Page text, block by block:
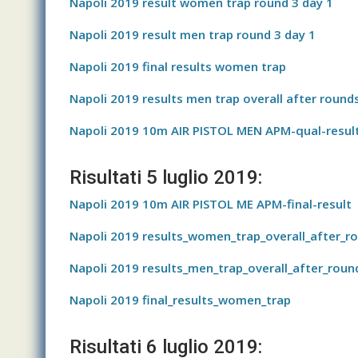
Napoli 2019 result men trap round 3 day 1
Napoli 2019 final results women trap
Napoli 2019 results men trap overall after
Napoli 2019 10m AIR PISTOL MEN APM-qual-
Risultati 5 luglio 2019:
Napoli 2019 10m AIR PISTOL ME APM-final-result
Napoli 2019
Napoli 2019
Napoli 2019 final_results_women_trap
Risultati 6 luglio 2019: